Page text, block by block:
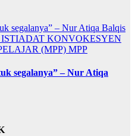
ISTIADAT KONVOKESYEN
(MPP) MPP
segalanya” – Nur Atiqa